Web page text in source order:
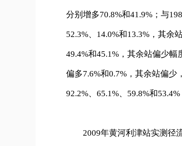
分别增多70.8%和41.9%；与
52.3%、14.0%和13.3%，其余
49.4%和45.1%，其余站偏少
偏多7.6%和0.7%，其余站偏
92.2%、65.1%、59.8%和
2009年黄河利津站实测径流